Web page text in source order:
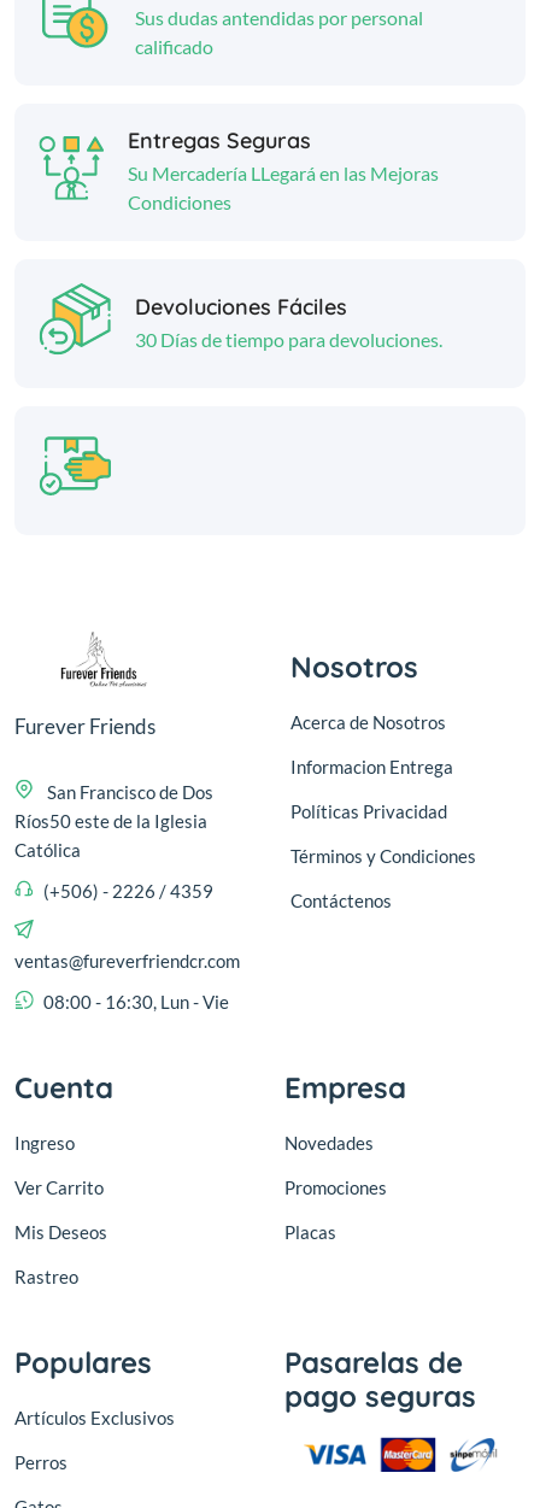
Sus dudas antendidas por personal
calificado
Entregas Seguras
Su Mercadería LLegará en las Mejoras
Condiciones
Devoluciones Fáciles
30 Días de tiempo para devoluciones.
Furever Friends
San Francisco de Dos
Ríos50 este de la Iglesia
Católica
(+506) - 2226 / 4359
ventas@fureverfriendcr.com
08:00 - 16:30, Lun - Vie
Nosotros
Acerca de Nosotros
Informacion Entrega
Políticas Privacidad
Términos y Condiciones
Contáctenos
Cuenta
Ingreso
Ver Carrito
Mis Deseos
Rastreo
Empresa
Novedades
Promociones
Placas
Populares
Artículos Exclusivos
Perros
Pasarelas de
pago seguras